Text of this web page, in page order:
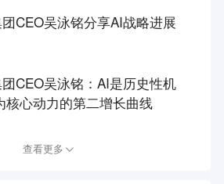
CEO吴泳铭分享AI战略进展
CEO吴泳铭：AI是历史性机
核心动力的第二增长曲线
查看更多